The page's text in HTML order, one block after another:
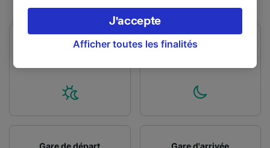
Premier train
Dernier train
préférences, notamment en exerçant votre
droit d’opposition à l’intérêt légitime, en
cliquant ci-dessous ou à tout moment sur la
et n’affecteront pas les données de navigation.
Vos données ne seront pas utilisées à des fins
de traçage si vous nous avez demandé de ne
Afficher toutes les finalités
J'accepte